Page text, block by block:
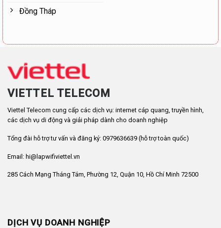
Đồng Tháp
VIETTEL TELECOM
Viettel Telecom cung cấp các dịch vụ: internet cáp quang, truyền hình,
các dịch vụ di động và giải pháp dành cho doanh nghiệp
Tổng đài hỗ trợ tư vấn và đăng ký: 0979636639 (hỗ trợ toàn quốc)
Email: hi@lapwifiviettel.vn
285 Cách Mạng Tháng Tám, Phường 12, Quận 10, Hồ Chí Minh 72500
DỊCH VỤ DOANH NGHIỆP